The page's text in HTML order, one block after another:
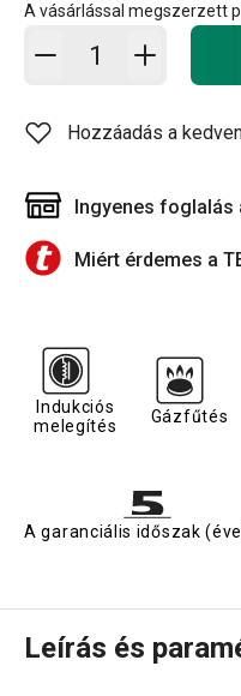
A vásárlással megszerzett
Kosárba - mennyiség
Hozzáadás a
Ingyenes foglalás
Miért érdemes a
Indukciós
melegítés
Gázfűtés
A garanciális időszak
Leírás és